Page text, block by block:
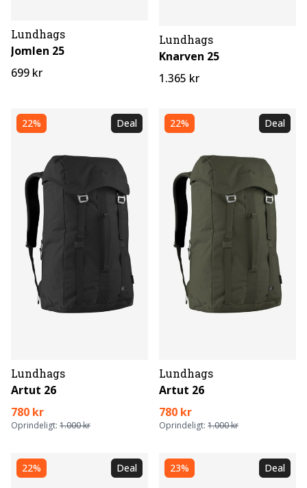
Lundhags
Jomlen 25
699 kr
Lundhags
Knarven 25
1.365 kr
22% Deal
Lundhags
Artut 26
780 kr
Oprindeligt: 1.000 kr
22% Deal
Lundhags
Artut 26
780 kr
Oprindeligt: 1.000 kr
22% Deal 23% Deal